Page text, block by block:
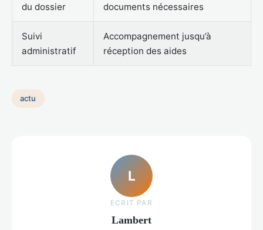
du dossier
documents nécessaires
Suivi
administratif
Accompagnement jusqu’à
réception des aides
actu
L
ECRIT PAR
Lambert